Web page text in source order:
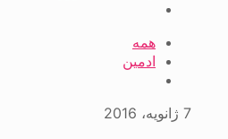
همه
ادمین
7 ژانویه، 2016